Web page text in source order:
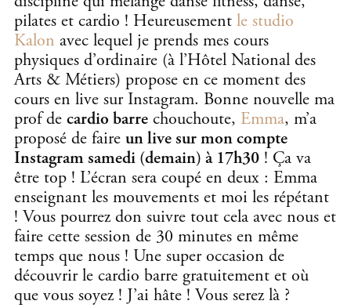
pilates et cardio ! Heureusement le studio
Kalon avec lequel je prends mes cours
physiques d’ordinaire (à l’Hôtel National des
Arts & Métiers) propose en ce moment des
cours en live sur Instagram. Bonne nouvelle ma
prof de cardio barre chouchoute, Emma, m’a
proposé de faire un live sur mon compte
Instagram samedi (demain) à 17h30 ! Ça va
être top ! L’écran sera coupé en deux : Emma
enseignant les mouvements et moi les répétant
! Vous pourrez don suivre tout cela avec nous et
faire cette session de 30 minutes en même
temps que nous ! Une super occasion de
découvrir le cardio barre gratuitement et où
que vous soyez ! J’ai hâte ! Vous serez là ?